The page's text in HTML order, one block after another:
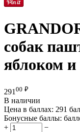
собак
яблоком
291 00 ₽
В наличии
Цена в баллах: 291
Бонусные баллы:
+
−